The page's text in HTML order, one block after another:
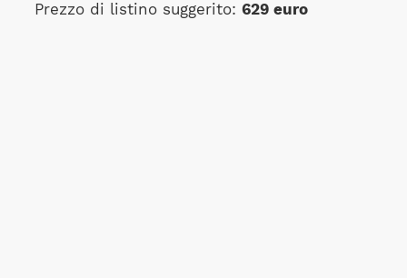
Prezzo di listino suggerito: 629 euro